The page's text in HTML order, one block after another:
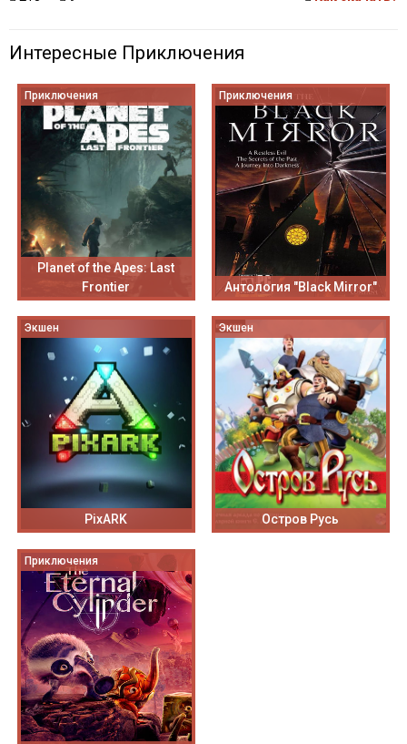
Интересные Приключения
Приключения
Planet of the Apes: Last
Frontier
Приключения
Антология "Black Mirror"
Экшен
PixARK
Экшен
Остров Русь
Приключения